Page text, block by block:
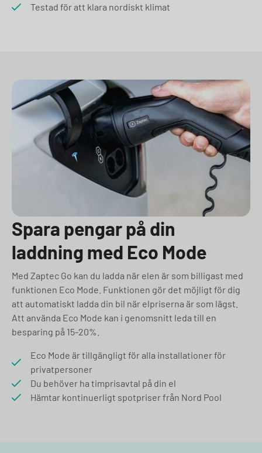
Testad för att klara nordiskt klimat
Spara pengar på din
laddning med Eco Mode
Med Zaptec Go kan du ladda när elen är som billigast med
funktionen Eco Mode. Funktionen gör det möjligt för dig
att automatiskt ladda din bil när elpriserna är som lägst.
Att använda Eco Mode kan i genomsnitt leda till en
besparing på 15-20%.
Eco Mode är tillgängligt för alla installationer för
privatpersoner
Du behöver ha timprisavtal på din el
Hämtar kontinuerligt spotpriser från Nord Pool